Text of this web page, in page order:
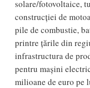
solare/fotovoltaice,
construcţiei de
pile de combustie,
printre ţările din
infrastructura de
pentru maşini
milioane de euro pe